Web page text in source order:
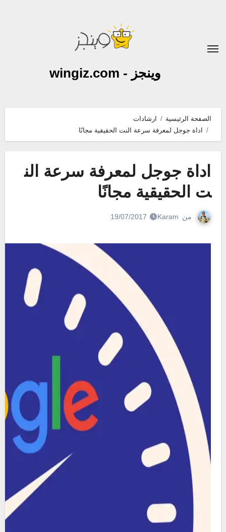
وينجز - wingiz.com
الصفحة الرئيسية
ارشادات
اداة جوجل لمعرفة سرعة النت الحقيقية مجانًا
اداة جوجل لمعرفة سرعة الن
ت الحقيقية مجانًا
من Karam
19/07/2017